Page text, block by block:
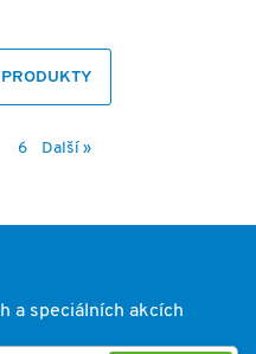
6 Další »
a speciálních akcích